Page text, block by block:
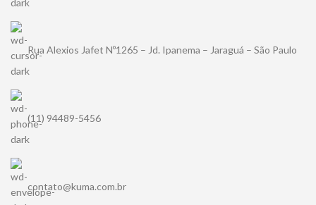
Rua Alexios Jafet Nº1265 – Jd. Ipanema – Jaraguá – São Paulo
(11) 94489-5456
contato@kuma.com.br